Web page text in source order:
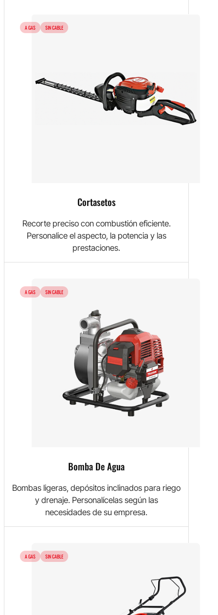
A GAS SIN CABLE
Cortasetos
Recorte preciso con combustión eficiente.
Personalice el aspecto, la potencia y las
prestaciones.
A GAS SIN CABLE
Bomba De Agua
Bombas ligeras, depósitos inclinados para riego
y drenaje. Personalícelas según las
necesidades de su empresa.
A GAS SIN CABLE